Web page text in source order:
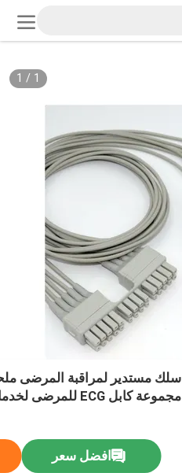
1
/
1
مجموعة كابل ECG للمرضى لخدمات الصحة الطبية
افضل سعر